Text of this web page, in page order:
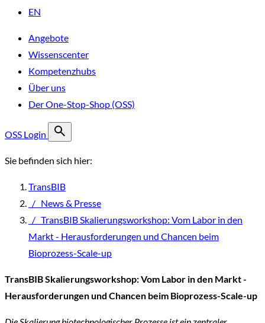
EN
Angebote
Wissenscenter
Kompetenzhubs
Über uns
Der One-Stop-Shop (OSS)
OSS Login
Sie befinden sich hier:
TransBIB
/ News & Presse
/ TransBIB Skalierungsworkshop: Vom Labor in den
Markt - Herausforderungen und Chancen beim
Bioprozess-Scale-up
TransBIB Skalierungsworkshop: Vom Labor in den Markt -
Herausforderungen und Chancen beim Bioprozess-Scale-up